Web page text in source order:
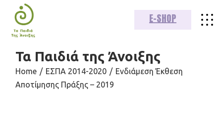
E-SHOP
Τα Παιδιά της Άνοιξης
Home ΕΣΠΑ 2014-2020
Ενδιάμεση Έκθεση
Αποτίμησης Πράξης – 2019